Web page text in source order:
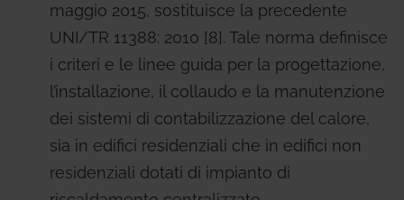
maggio 2015, sostituisce la precedente
UNI/TR 11388: 2010 [8]. Tale norma definisce
i criteri e le linee guida per la progettazione,
l’installazione, il collaudo e la manutenzione
dei sistemi di contabilizzazione del calore,
sia in edifici residenziali che in edifici non
residenziali dotati di impianto di